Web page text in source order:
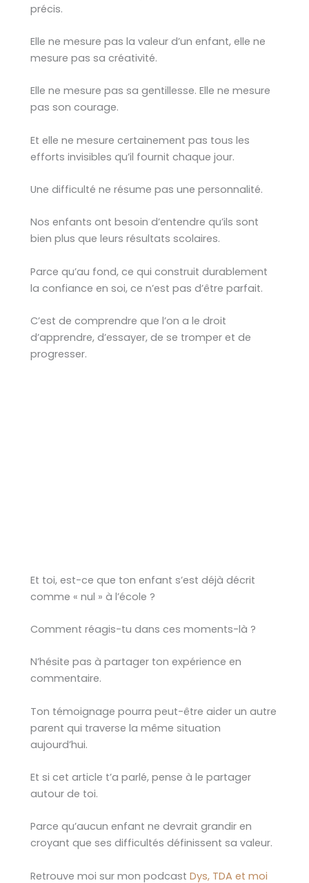
précis.
Elle ne mesure pas la valeur d’un enfant, elle ne
mesure pas sa créativité.
Elle ne mesure pas sa gentillesse. Elle ne mesure
pas son courage.
Et elle ne mesure certainement pas tous les
efforts invisibles qu’il fournit chaque jour.
Une difficulté ne résume pas une personnalité.
Nos enfants ont besoin d’entendre qu’ils sont
bien plus que leurs résultats scolaires.
Parce qu’au fond, ce qui construit durablement
la confiance en soi, ce n’est pas d’être parfait.
C’est de comprendre que l’on a le droit
d’apprendre, d’essayer, de se tromper et de
progresser.
Et toi, est-ce que ton enfant s’est déjà décrit
comme « nul » à l’école ?
Comment réagis-tu dans ces moments-là ?
N’hésite pas à partager ton expérience en
commentaire.
Ton témoignage pourra peut-être aider un autre
parent qui traverse la même situation
aujourd’hui.
Et si cet article t’a parlé, pense à le partager
autour de toi.
Parce qu’aucun enfant ne devrait grandir en
croyant que ses difficultés définissent sa valeur.
Retrouve moi sur mon podcast Dys, TDA et moi